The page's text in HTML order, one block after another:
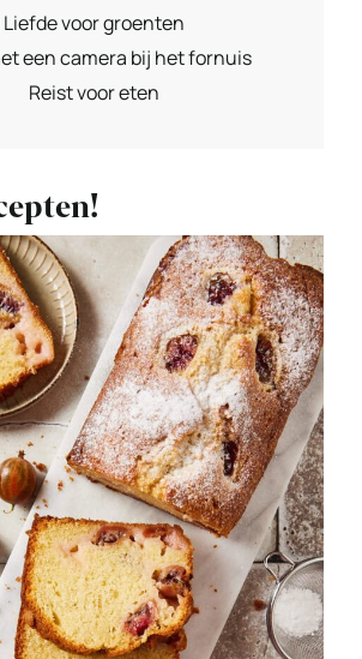
Liefde voor groenten
een camera bij het fornuis
Reist voor eten